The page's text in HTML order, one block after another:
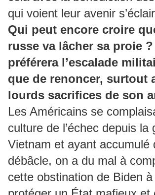
qui voient leur avenir
Qui peut encore croire
russe va lâcher sa proie
préférera l’escalade
que de renoncer, surtout
lourds sacrifices de son
Les Américains se
culture de l’échec depuis la
Vietnam et ayant accumulé
débâcle, on a du mal à
cette obstination de Biden